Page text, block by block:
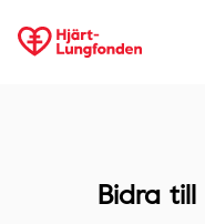
Bidra till